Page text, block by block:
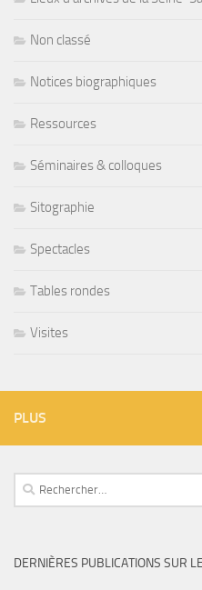
Non classé
Notices biographiques
Ressources
Séminaires & colloques
Sitographie
Spectacles
Tables rondes
Visites
PLUS
Rechercher :
DERNIÈRES PUBLICATIONS SUR